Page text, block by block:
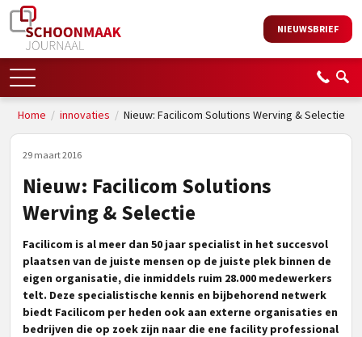
NIEUWSBRIEF
Home / innovaties / Nieuw: Facilicom Solutions Werving & Selectie
29 maart 2016
Nieuw: Facilicom Solutions
Werving & Selectie
Facilicom is al meer dan 50 jaar specialist in het succesvol
plaatsen van de juiste mensen op de juiste plek binnen de
eigen organisatie, die inmiddels ruim 28.000 medewerkers
telt. Deze specialistische kennis en bijbehorend netwerk
biedt Facilicom per heden ook aan externe organisaties en
bedrijven die op zoek zijn naar die ene facility professional